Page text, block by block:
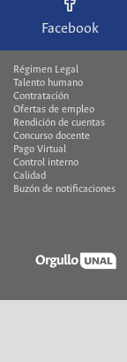
Facebook
Régimen Legal
Talento humano
Contratación
Ofertas de empleo
Rendición de cuentas
Concurso docente
Pago Virtual
Control interno
Calidad
Buzón de notificaciones